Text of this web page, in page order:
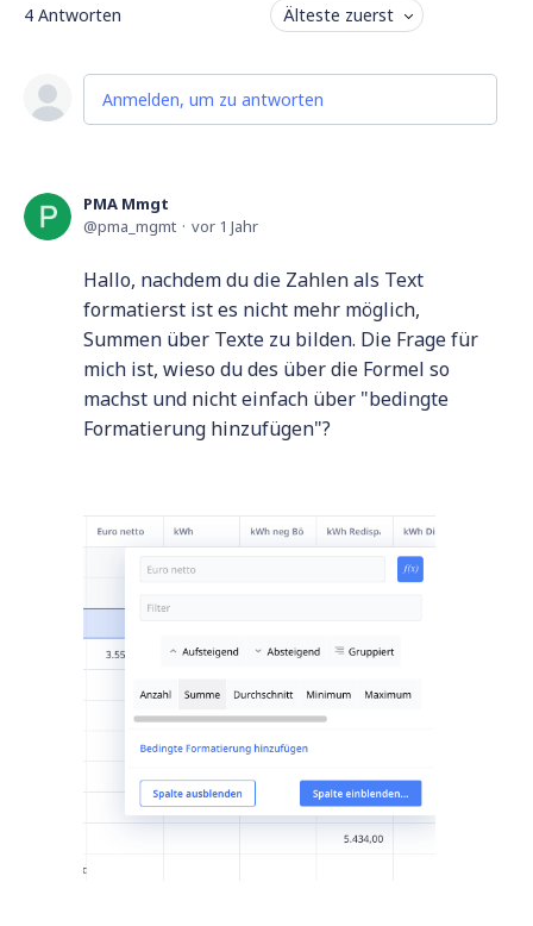
4 Antworten Älteste zuerst
Anmelden, um zu antworten
PMA Mmgt
pma_mgmt
vor 1 Jahr
Hallo, nachdem du die Zahlen als Text
formatierst ist es nicht mehr möglich,
Summen über Texte zu bilden. Die Frage für
mich ist, wieso du des über die Formel so
machst und nicht einfach über "bedingte
Formatierung hinzufügen"?